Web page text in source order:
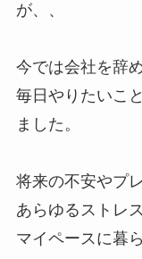
が、、
今では会社を辞
毎日やりたいこ
ました。
将来の不安やプ
あらゆるストレ
マイペースに暮